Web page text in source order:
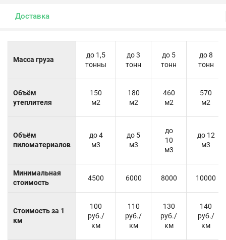
Доставка
Масса груза
до 1,5
тонны
до 3
тонн
до 5
тонн
до 8
тонн
Объём
утеплителя
150
м2
180
м2
460
м2
570
м2
Объём
пиломатериалов
до 4
м3
до 5
м3
до
10
м3
до 12
м3
Минимальная
стоимость
4500 6000 8000 10000
Стоимость за 1
км
100
руб./
км
110
руб./
км
130
руб./
км
140
руб./
км